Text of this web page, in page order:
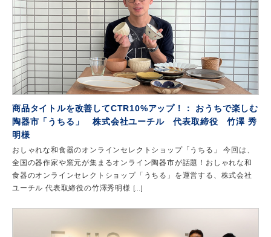
商品タイトルを改善してCTR10%アップ！： おうちで楽しむ
陶器市「うちる」 株式会社ユーチル 代表取締役 竹澤 秀
明様
おしゃれな和食器のオンラインセレクトショップ「うちる」 今回は、
全国の器作家や窯元が集まるオンライン陶器市が話題！おしゃれな和
食器のオンラインセレクトショップ「うちる」を運営する、株式会社
ユーチル 代表取締役の竹澤秀明様 […]